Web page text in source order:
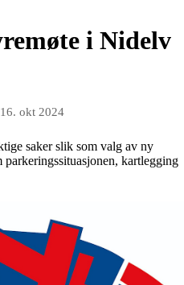
i Nidelv
16. okt 2024
saker slik som valg av ny
kartlegging